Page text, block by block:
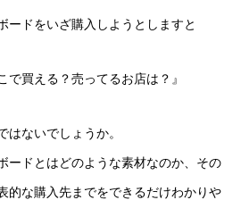
ードをいざ購入しようとしますと
で買える？売ってるお店は？』
はないでしょうか。
ードとはどのような素材なのか、その
的な購入先までをできるだけわかりや